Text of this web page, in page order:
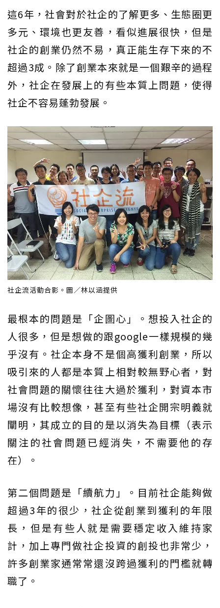
這6年，社會對於社企的了解更多、生態圈更
多元、環境也更友善，看似進展很快，但是
社企的創業仍然不易，真正能生存下來的不
超過3成。除了創業本來就是一個艱辛的過程
外，社企在發展上的有些本質上問題，使得
社企不容易蓬勃發展。
社企流活動合影。圖／林以涵提供
最根本的問題是「企圖心」。想投入社企的
人很多，但是想做的跟google一樣規模的幾
乎沒有。社企本身不是個高獲利創業，所以
吸引來的人都是本質上相對較無野心者，對
社會問題的關懷往往大過於獲利，對資本市
場沒有比較想像，甚至有些社企開宗明義就
闡明，其成立的目的是以消失為目標（表示
關注的社會問題已經消失，不需要他的存
在）。
第二個問題是「續航力」。目前社企能夠做
超過3年的很少，社企從創業到獲利的年限
長，但是有些人就是需要穩定收入維持家
計，加上專門做社企投資的創投也非常少，
許多創業家通常常還沒跨過獲利的門檻就轉
職了。